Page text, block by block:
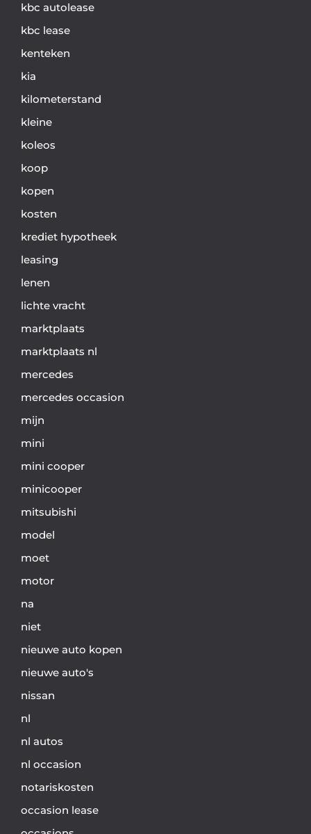
kbc autolease
kbc lease
kenteken
kia
kilometerstand
kleine
koleos
koop
kopen
kosten
krediet hypotheek
leasing
lenen
lichte vracht
marktplaats
marktplaats nl
mercedes
mercedes occasion
mijn
mini
mini cooper
minicooper
mitsubishi
model
moet
motor
na
niet
nieuwe auto kopen
nieuwe auto's
nissan
nl
nl autos
nl occasion
notariskosten
occasion lease